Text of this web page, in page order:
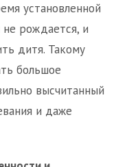
установленной
рождается, и
дитя. Такому
большое
высчитанный
и даже